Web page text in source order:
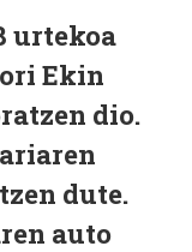
urtekoa
Ekin
dio.
dute.
auto